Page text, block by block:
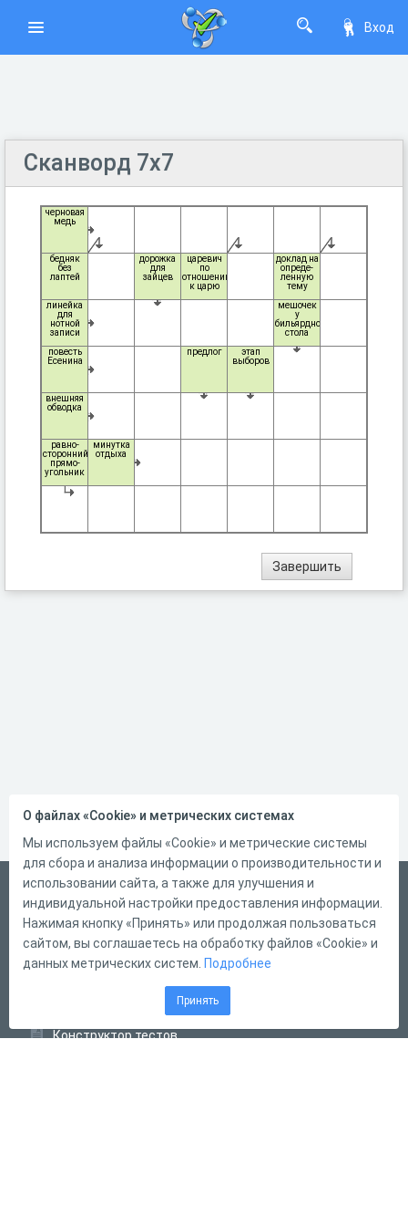
Вход
Сканворд 7х7
черновая
медь
бедняк
без
лаптей
дорожка
для
зайцев
царевич
по
отношению
к царю
доклад на
опреде-
ленную
тему
линейка
для
нотной
записи
мешочек
у
бильярдного
стола
повесть
Есенина
предлог
этап
выборов
внешняя
обводка
равно-
сторонний
прямо-
угольник
минутка
отдыха
Русский
Справка
Форма обратной связи
Конструктор тестов
О файлах «Cookie» и метрических системах
Мы используем файлы «Cookie» и метрические системы
для сбора и анализа информации о производительности и
использовании сайта, а также для улучшения и
индивидуальной настройки предоставления информации.
Нажимая кнопку «Принять» или продолжая пользоваться
сайтом, вы соглашаетесь на обработку файлов «Cookie» и
данных метрических систем. Подробнее
Принять